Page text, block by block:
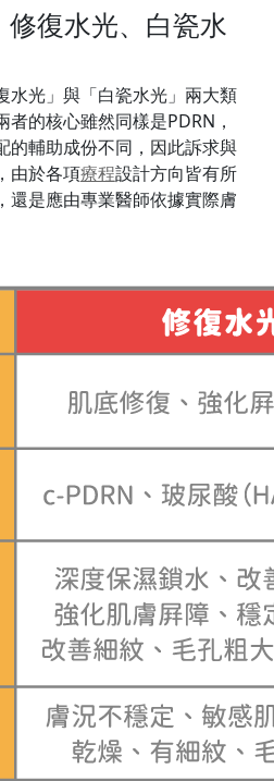
修復水光、白瓷水
水光」與「白瓷水光」兩大類
的核心雖然同樣是PDRN，
的輔助成份不同，因此訴求與
由於各項療程設計方向皆有所
還是應由專業醫師依據實際膚